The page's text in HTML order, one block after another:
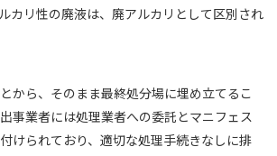
カリ性の廃液は、廃アルカリとして区別され
から、そのまま最終処分場に埋め立てるこ
事業者には処理業者への委託とマニフェス
けられており、適切な処理手続きなしに排